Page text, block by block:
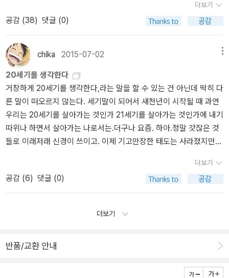
적인 것이 정량적인 것을 이기다.p305 그렇게나 유연한 변환을 거치
는 마당에 도대체 무엇인 불변일 수 있을까? 알고 보면, 불변인 것은
‘아주 많다.’ 하지만 드러나기 시작한 불변성의 유형은 기하학에서 일
찍이 살펴보지 않았던 것들이었다.p391 무엇이 올바른 공리인가?p4
09 수학은 계산 이상의 것이지만, 계산은 더욱 개념적인 연구에 어쩔
수 없이 수반되는 일이다.p431 장구한 수학사 내내 수학은 다음 두
가지 원천에서 영감을 얻었다. 즉 현실 세계 그리고 인간의 상상력. 가
장 중요한 것은 무얼까? 어느 쪽도 아니다. 중요한 것은 둘의 결합이
다.
onad로 제안했다. 아마 수학과 생명의 연관성에 대한 연구를 통해 결
론지을 것으로 예상한다. 이 책은 <생명의 수학>, <미로속의 암소>,
그리고 아직 출간되지 않은 다른 한 권, 이렇게 삼부작으로 만들어진
책이다. 그런데, 앞의 2권의 책 제목을 보고 3권 모두 생명과 수학에
관한 책으로 생각했었다. 그런데 이 삼부작은 《사이언티픽 아메리칸》
의 수학 칼럼을 정리한 것이다. 대개 이런 책은 나의 기대에 미치지 못
했다. (구매를 했지만, 구매 여부를 꽤 오랫동안 고민했던 책.)
는 일은 벌써 그 길을 가고 있다고 강조한다. 그는 수학적인 기술과 관
점이 어떻게 생명을 이해하는 데 적용되는지를 차례차례 펼쳐보인다.'
대중교양서보다는 수준이 높은 편. 하지만 그의 전작들을 읽은 독자
들에게는 매우 반가운 책이겠다. <세상의 모든 공식>은 '도플러 효
과에서 군중규모 추산에 이르기까지 세상을 풀어내는 52가지 공식
이야기'를 담은 책이다. 들어본 공식도 있지만 절반 이상은 생소한 공
식이다. 그런 공식들의 사전이라고 하면 될까. 복잡한 세상을 풀어내
는 52가지 별별 방정식. 이 책에는 세상 돌아가는 이야기가 담겨 있
다. 책에 실린 이야기들이 과학과 공학에 관한 것만은 아니다. 비즈니
스, 예술, 레포츠 등 다양한 분야를 망라한다. 52가지나 되는 신기한
수학 이야기들은 짤막짤막하다. 물론 52가지 방정식들 가운데는 우
큼 대단한 것도 있다. 그 '대단한 방정식'의 하나이자 가장 유명한 방
정식은 아마도 아인슈타인의 E=mc² 일 것이다. 이미 여러 권의 책이
나와 있는데, 데이비드 보더니스의 책이 많이 읽혔다. 금세기 최고의
야기를 선보인다. E 에너지, = 등호, m 질량, c 빛의 속도, ² 제곱에
타인을 비롯한 수많은 과학자들의 놀라운 과학적 발견과 그들의 열
더보기
공감 (38) 댓글 (0)
chika 2015-07-02
20세기를 생각한다
거창하게 20세기를 생각한다,라는 말을 할 수 있는 건 아닌데 딱히 다
른 말이 떠오르지 않는다. 세기말이 되어서 새천년이 시작될 때 과연
우리는 20세기를 살아가는 것인가 21세기를 살아가는 것인가에 내기
따위나 하면서 살아가는 나로서는.더구나 요즘. 하아.정말 갓잖은 것
들로 이래저래 신경이 쓰이고. 이제 기고만장한 태도는 사라졌지만
응없이, 정말 무존재처럼 무시하고 지나가자 라는 생각을 하고 있지
만 양손으로 짐을 들고 드나들때마다, 일없이 문이 닫혀있는 것을 힘
겹게 열려고 할때는 짜증이 난다. 여름철, 냉방을 위해서도 아니고, 공
기의 흐름을 위해서라면 문을 활짝 열어놓는 것이 상식인데, 정말 '몰
나들고 싶지만 내가 그럴만큼 한가한 사람도 아니고 그곳이 내 자리
별 상관없는 내 얘기와는 달리 [20세기를 생각한다]는 읽어보고 싶
더보기
공감 (6) 댓글 (0)
더보기
반품/교환 안내